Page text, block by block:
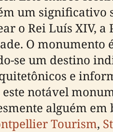
um
o Rei Luís XIV,
O monumento
se um destino
e
notável
alguém
Tourism,